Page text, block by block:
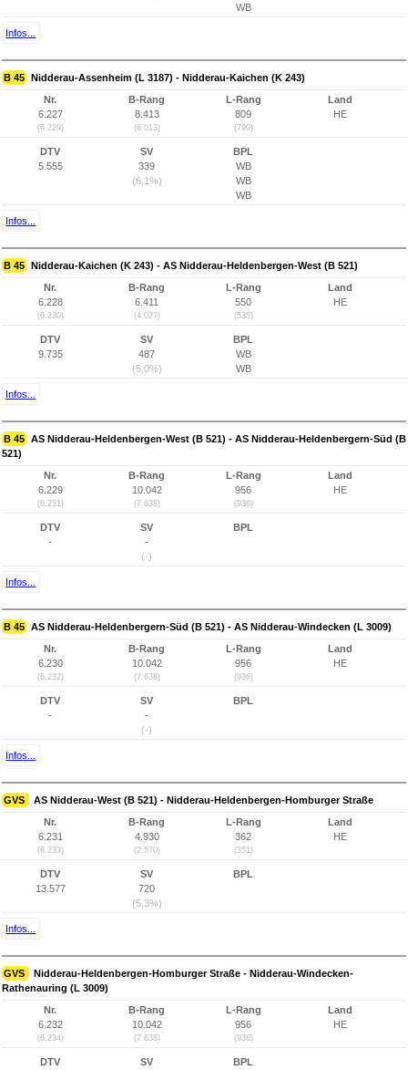
WB
Infos...
B 45 Nidderau-Assenheim (L 3187) - Nidderau-Kaichen (K 243)
Nr.
6.227
(6.229)
B-Rang
8.413
(6.013)
L-Rang
809
(790)
Land
HE
DTV
5.555
SV
339
(6,1%)
BPL
WB
WB
WB
Infos...
B 45 Nidderau-Kaichen (K 243) - AS Nidderau-Heldenbergen-West (B 521)
Nr.
6.228
(6.230)
B-Rang
6.411
(4.027)
L-Rang
550
(535)
Land
HE
DTV
9.735
SV
487
(5,0%)
BPL
WB
WB
Infos...
B 45 AS Nidderau-Heldenbergen-West (B 521) - AS Nidderau-Heldenbergern-Süd (B
521)
Nr.
6.229
(6.231)
B-Rang
10.042
(7.638)
L-Rang
956
(936)
Land
HE
DTV
-
SV
-
(-)
BPL
Infos...
B 45 AS Nidderau-Heldenbergern-Süd (B 521) - AS Nidderau-Windecken (L 3009)
Nr.
6.230
(6.232)
B-Rang
10.042
(7.638)
L-Rang
956
(936)
Land
HE
DTV
-
SV
-
(-)
BPL
Infos...
GVS AS Nidderau-West (B 521) - Nidderau-Heldenbergen-Homburger Straße
Nr.
6.231
(6.233)
B-Rang
4.930
(2.570)
L-Rang
362
(351)
Land
HE
DTV
13.577
SV
720
(5,3%)
BPL
Infos...
GVS
Nidderau-Heldenbergen-Homburger Straße - Nidderau-Windecken-
Rathenauring (L 3009)
Nr.
6.232
(6.234)
B-Rang
10.042
(7.638)
L-Rang
956
(936)
Land
HE
DTV SV BPL